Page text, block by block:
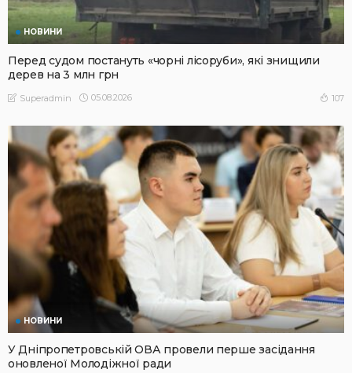
НОВИНИ
Перед судом постануть «чорні лісоруби», які знищили
дерев на 3 млн грн
Superadmin 05.08.2026 107
НОВИНИ
У Дніпропетровській ОВА провели перше засідання
оновленої Молодіжної ради